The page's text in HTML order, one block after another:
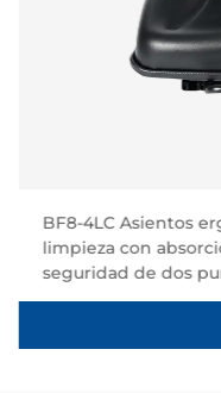
BF8-4LC Asientos
limpieza con
seguridad de dos